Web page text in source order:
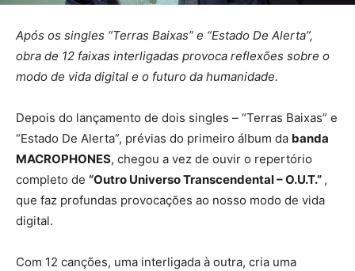
Após os singles “Terras Baixas” e “Estado De Alerta”,
obra de 12 faixas interligadas provoca reflexões sobre o
modo de vida digital e o futuro da humanidade.
Depois do lançamento de dois singles – “Terras Baixas” e
“Estado De Alerta”, prévias do primeiro álbum da banda
MACROPHONES, chegou a vez de ouvir o repertório
completo de “Outro Universo Transcendental – O.U.T.” ,
que faz profundas provocações ao nosso modo de vida
digital.
Com 12 canções, uma interligada à outra, cria uma